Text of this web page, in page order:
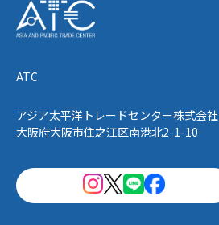
ATC
アジア太平洋トレードセンター株式会社
大阪府大阪市住之江区南港北2-1-10